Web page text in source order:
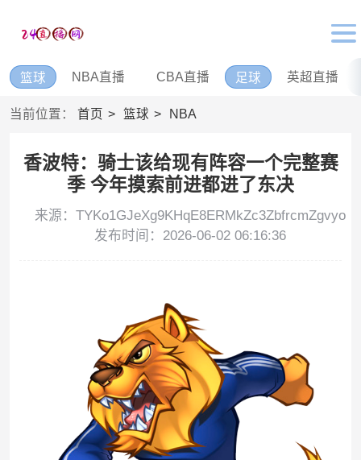
篮球 NBA直播 CBA直播 足球 英超直播
当前位置： 首页 篮球 NBA
香波特：骑士该给现有阵容一个完整赛
季 今年摸索前进都进了东决
来源：TYKo1GJeXg9KHqE8ERMkZc3ZbfrcmZgvyo
发布时间：2026-06-02 06:16:36